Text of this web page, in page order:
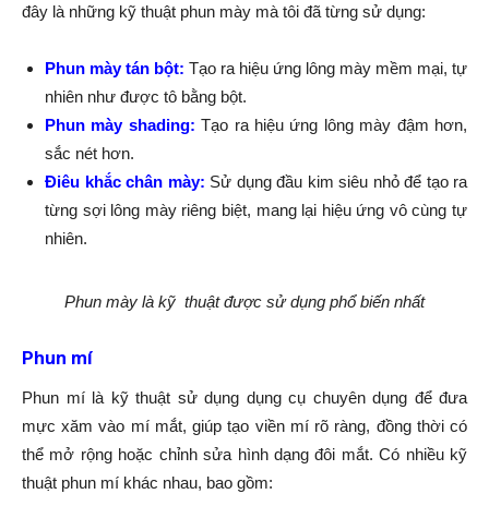
đây là những kỹ thuật phun mày mà tôi đã từng sử dụng:
Phun mày tán bột: Tạo ra hiệu ứng lông mày mềm mại, tự
nhiên như được tô bằng bột.
Phun mày shading: Tạo ra hiệu ứng lông mày đậm hơn,
sắc nét hơn.
Điêu khắc chân mày: Sử dụng đầu kim siêu nhỏ để tạo ra
từng sợi lông mày riêng biệt, mang lại hiệu ứng vô cùng tự
nhiên.
Phun mày là kỹ thuật được sử dụng phổ biến nhất
Phun mí
Phun mí là kỹ thuật sử dụng dụng cụ chuyên dụng để đưa
mực xăm vào mí mắt, giúp tạo viền mí rõ ràng, đồng thời có
thể mở rộng hoặc chỉnh sửa hình dạng đôi mắt. Có nhiều kỹ
thuật phun mí khác nhau, bao gồm: